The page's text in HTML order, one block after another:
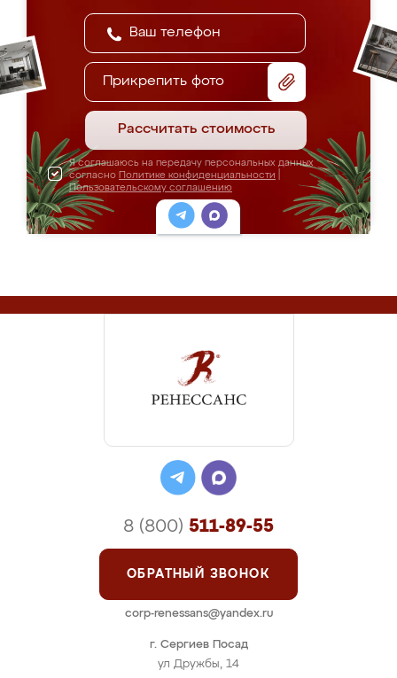
Прикрепить фото
Рассчитать стоимость
Я соглашаюсь на передачу персональных данных
согласно Политике конфиденциальности
Пользовательскому соглашению
г. Сергиев Посад
ул Дружбы, 14
8 (800) 511-89-55
ОБРАТНЫЙ ЗВОНОК
corp-renessans@yandex.ru